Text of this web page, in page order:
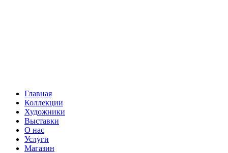
Главная
Коллекции
Художники
Выставки
О нас
Услуги
Магазин